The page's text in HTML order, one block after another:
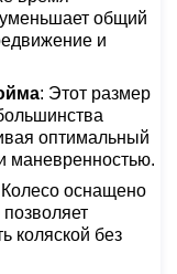
уменьшает общий
и
: Этот размер
оптимальный
маневренностью.
Колесо оснащено
коляской без